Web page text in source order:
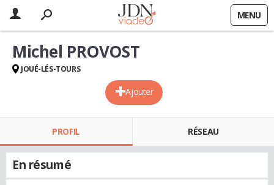
MENU
Ajouter
Michel PROVOST
JOUÉ-LÉS-TOURS
PROFIL RÉSEAU
En résumé